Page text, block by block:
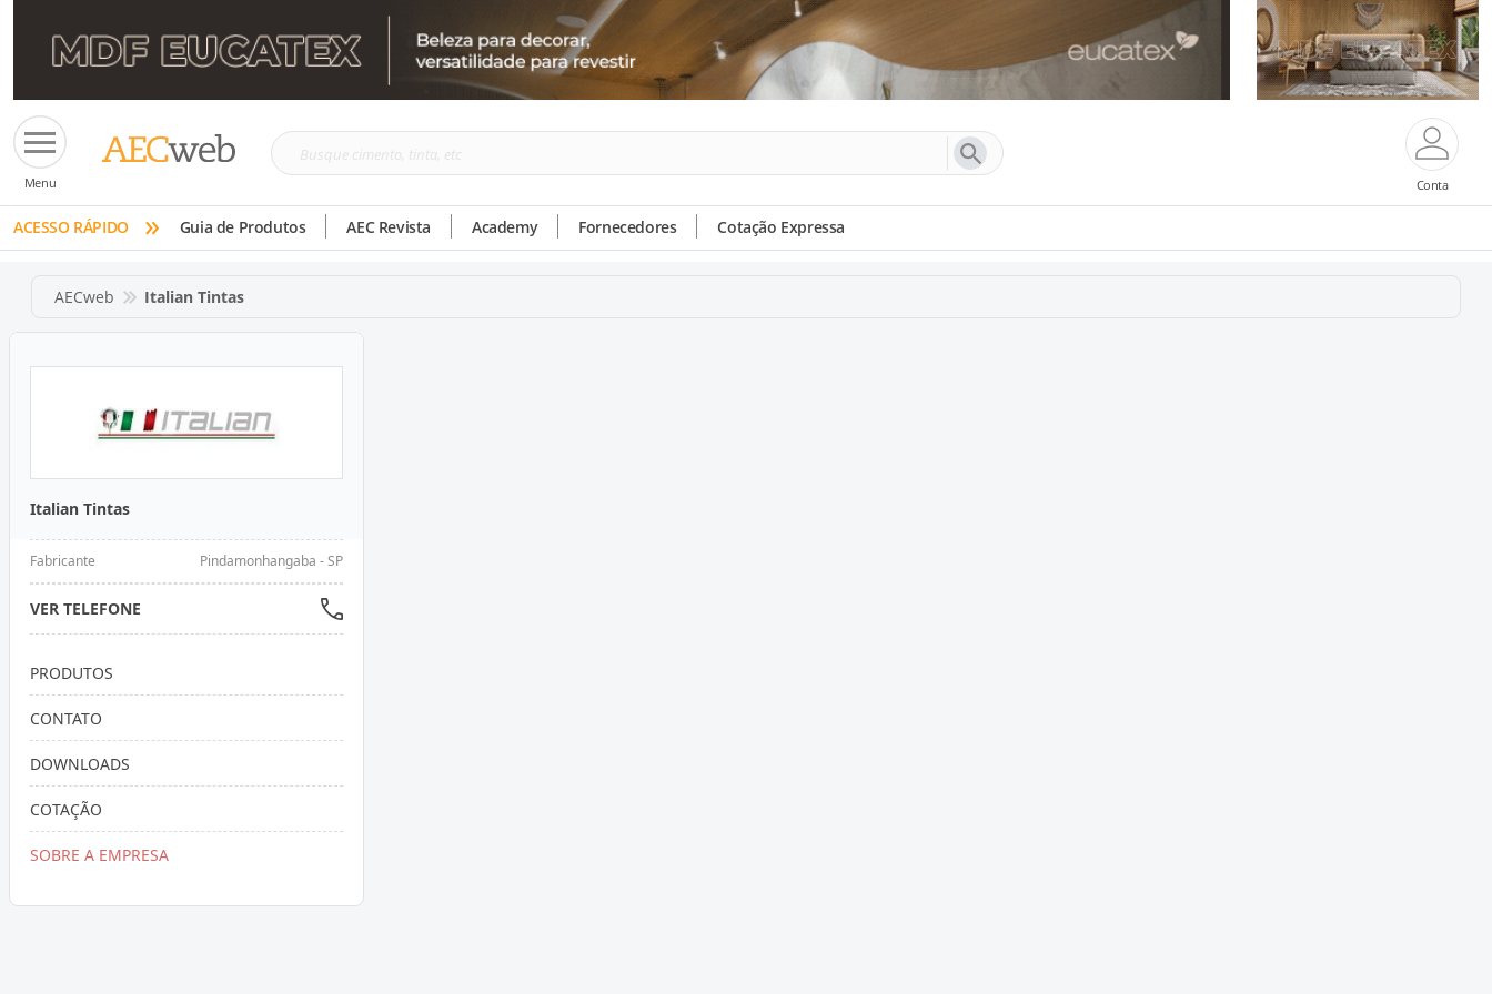
Menu
Busque
tinta,
etc
Conta
ACESSO RÁPIDO » Guia de Produtos AEC Revista Academy Fornecedores Cotação Expressa
AECweb Italian Tintas
Italian Tintas
Fabricante Pindamonhangaba - SP
VER TELEFONE
PRODUTOS
CONTATO
DOWNLOADS
COTAÇÃO
SOBRE A EMPRESA